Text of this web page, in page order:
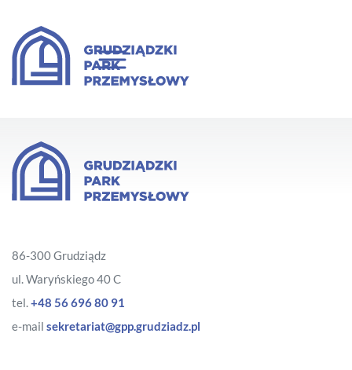
86-300 Grudziądz
ul. Waryńskiego 40 C
tel.+48 56 696 80 91
e-mail sekretariat@gpp.grudziadz.pl